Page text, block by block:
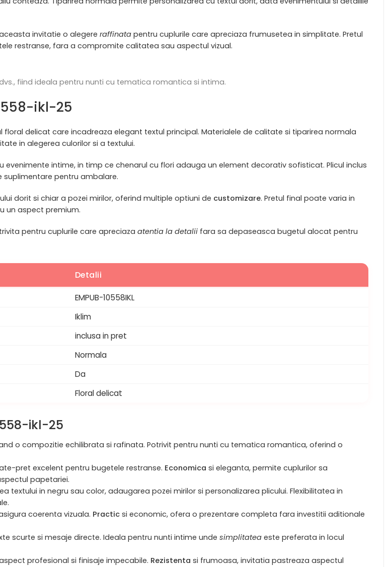
invitatie o alegere raffinata pentru cuplurile care apreciaza frumusetea in simplitate. Pretul
restranse, fara a compromite calitatea sau aspectul vizual.
fiind ideala pentru nunti cu tematica romantica si intima.
ikl-25
floral delicat care incadreaza elegant textul principal. Materialele de calitate si tiparirea normala
in alegerea culorilor si a textului.
evenimente intime, in timp ce chenarul cu flori adauga un element decorativ sofisticat. Plicul inclus
pentru ambalare.
dorit si chiar a pozei mirilor, oferind multiple optiuni de customizare. Pretul final poate varia in
un aspect premium.
pentru cuplurile care apreciaza atentia la detalii fara sa depaseasca bugetul alocat pentru
Detalii
EMPUB-10558IKL
Iklim
inclusa in pret
Normala
Da
Floral delicat
ikl-25
o compozitie echilibrata si rafinata. Potrivit pentru nunti cu tematica romantica, oferind o
pret excelent pentru bugetele restranse. Economica si eleganta, permite cuplurilor sa
papetariei.
textului in negru sau color, adaugarea pozei mirilor si personalizarea plicului. Flexibilitatea in
coerenta vizuala. Practic si economic, ofera o prezentare completa fara investitii aditionale
scurte si mesaje directe. Ideala pentru nunti intime unde simplitatea este preferata in locul
profesional si finisaje impecabile. Rezistenta si frumoasa, invitatia pastreaza aspectul